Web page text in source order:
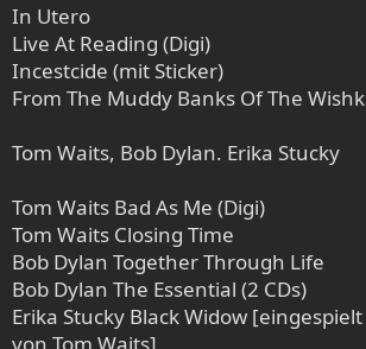
In Utero
Live At Reading (Digi)
Incestcide (mit Sticker)
From The Muddy Banks Of The
Tom Waits, Bob Dylan. Erika Stucky
Tom Waits Bad As Me (Digi)
Tom Waits Closing Time
Bob Dylan Together Through Life
Bob Dylan The Essential (2 CDs)
Erika Stucky Black Widow
von Tom Waits]